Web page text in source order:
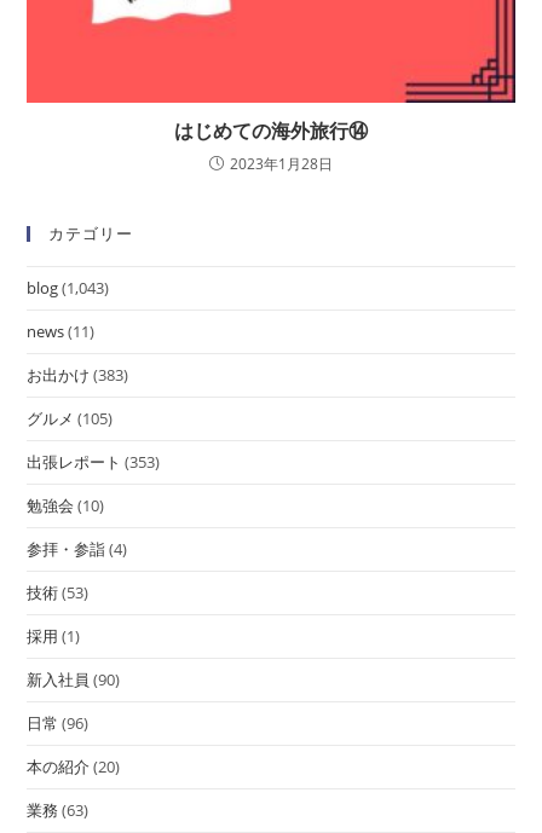
はじめての海外旅行⑭
2023年1月28日
カテゴリー
blog(1,043)
news(11)
お出かけ (383)
グルメ (105)
出張レポート (353)
勉強会 (10)
参拝・参詣(4)
技術(53)
採用 (1)
新入社員 (90)
日常 (96)
本の紹介(20)
業務(63)